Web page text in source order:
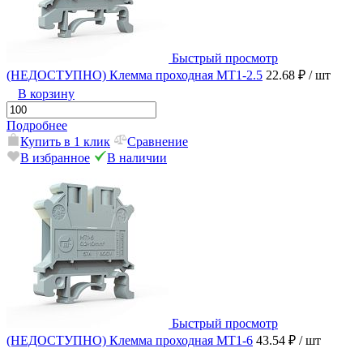
Быстрый просмотр
(НЕДОСТУПНО) Клемма проходная MT1-2.5 22.68 ₽ / шт
В корзину
Подробнее
Купить в 1 клик
Сравнение
В избранное
В наличии
Быстрый просмотр
(НЕДОСТУПНО) Клемма проходная MT1-6 43.54 ₽ / шт